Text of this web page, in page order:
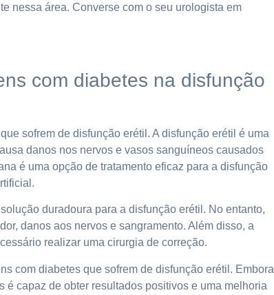
nessa área. Converse com o seu urologista em
com diabetes na disfunção
sofrem de disfunção erétil. A disfunção erétil é uma
danos nos nervos e vasos sanguíneos causados
é uma opção de tratamento eficaz para a disfunção
duradoura para a disfunção erétil. No entanto,
danos aos nervos e sangramento. Além disso, a
realizar uma cirurgia de correção.
com diabetes que sofrem de disfunção erétil. Embora
capaz de obter resultados positivos e uma melhoria